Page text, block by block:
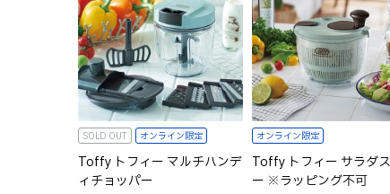
SOLD OUT オンライン限定
Toffy トフィー マルチハンデ
ィチョッパー
オンライン限定
Toffy トフィー サラダ
ー ※ラッピング不可